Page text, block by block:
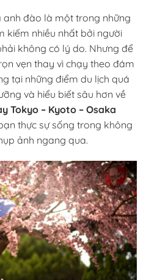
anh đào là một trong những
kiếm nhiều nhất bởi người
không có lý do. Nhưng để
vẹn thay vì chạy theo đám
tại những điểm du lịch quá
và hiểu biết sâu hơn về
Tokyo – Kyoto – Osaka
thực sự sống trong không
ảnh ngang qua.